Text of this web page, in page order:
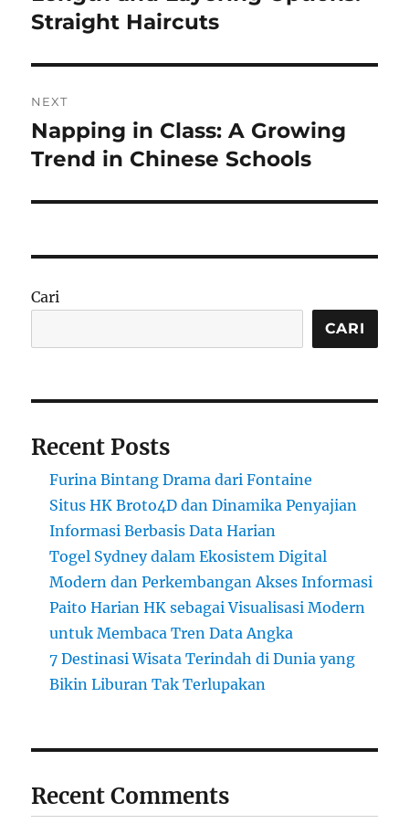
post:
Straight Haircuts
NEXT
Next
post:
Napping in Class: A Growing
Trend in Chinese Schools
Cari
CARI
Recent Posts
Furina Bintang Drama dari Fontaine
Situs HK Broto4D dan Dinamika Penyajian
Informasi Berbasis Data Harian
Togel Sydney dalam Ekosistem Digital
Modern dan Perkembangan Akses Informasi
Paito Harian HK sebagai Visualisasi Modern
untuk Membaca Tren Data Angka
7 Destinasi Wisata Terindah di Dunia yang
Bikin Liburan Tak Terlupakan
Recent Comments